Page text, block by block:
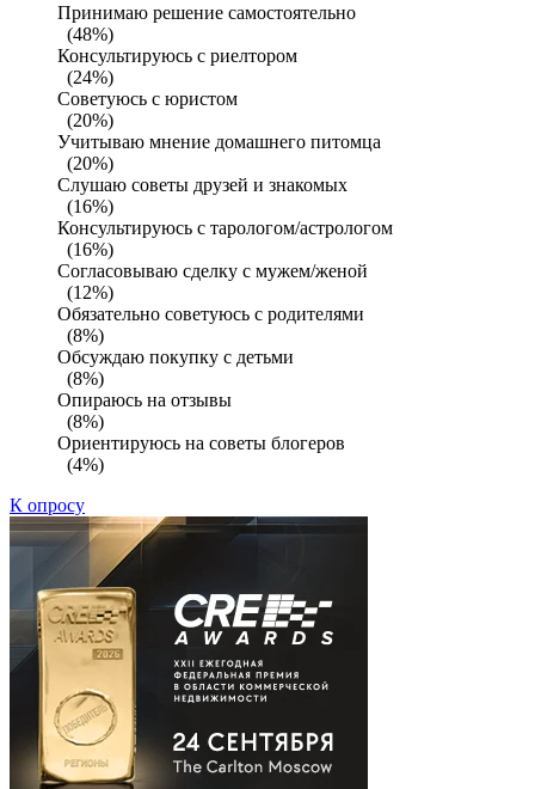
Принимаю решение самостоятельно
(48%)
Консультируюсь с риелтором
(24%)
Советуюсь с юристом
(20%)
Учитываю мнение домашнего питомца
(20%)
Слушаю советы друзей и знакомых
(16%)
Консультируюсь с тарологом/астрологом
(16%)
Согласовываю сделку с мужем/женой
(12%)
Обязательно советуюсь с родителями
(8%)
Обсуждаю покупку с детьми
(8%)
Опираюсь на отзывы
(8%)
Ориентируюсь на советы блогеров
(4%)
К опросу